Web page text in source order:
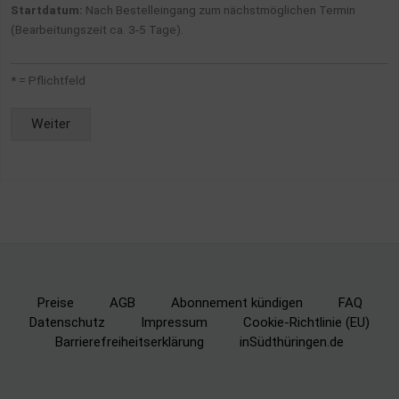
Startdatum: Nach Bestelleingang zum nächstmöglichen Termin
(Bearbeitungszeit ca. 3-5 Tage).
* = Pflichtfeld
Weiter
Preise AGB Abonnement kündigen
FAQ
Datenschutz
Impressum
Cookie-Richtlinie (EU)
Barrierefreiheitserklärung
inSüdthüringen.de